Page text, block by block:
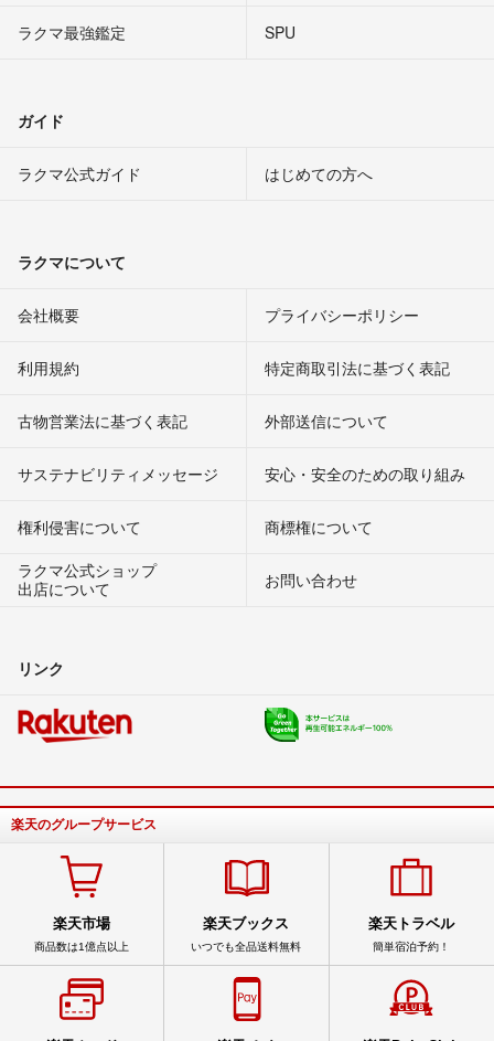
ラクマ最強鑑定
SPU
ガイド
ラクマ公式ガイド はじめての方へ
ラクマについて
会社概要 プライバシーポリシー
利用規約 特定商取引法に基づく表記
古物営業法に基づく表記 外部送信について
サステナビリティメッセージ 安心・安全のための取り組み
権利侵害について
商標権について
ラクマ公式ショップ
出店について
お問い合わせ
リンク
楽天のグループサービス
楽天市場
商品数は1億点以上
楽天ブックス
いつでも全品送料無料
楽天トラベル
簡単宿泊予約！